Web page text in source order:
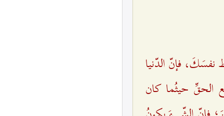
فإنّ الدّنيا
الحقِّ حيثُما كان